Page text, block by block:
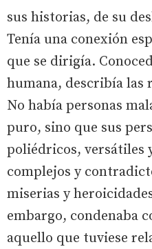
sus historias, de su
Tenía una conexión
que se dirigía.
humana, describía las
No había personas
puro, sino que sus
poliédricos, versátiles
complejos y
miserias y
embargo, condenaba
aquello que tuviese